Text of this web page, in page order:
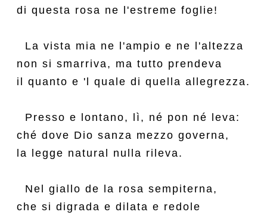
di questa rosa ne l'estreme foglie!
  La vista mia ne l'ampio e ne l'altezza
non si smarriva, ma tutto prendeva
il quanto e 'l quale di quella allegrezza.
  Presso e lontano, lì, né pon né leva:
ché dove Dio sanza mezzo governa,
la legge natural nulla rileva.
  Nel giallo de la rosa sempiterna,
che si digrada e dilata e redole